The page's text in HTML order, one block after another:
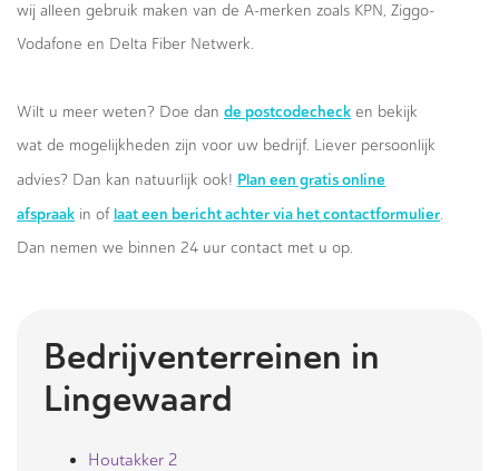
wij alleen gebruik maken van de A-merken zoals KPN, Ziggo-
Vodafone en Delta Fiber Netwerk.
Wilt u meer weten? Doe dan de postcodecheck en bekijk
wat de mogelijkheden zijn voor uw bedrijf. Liever persoonlijk
advies? Dan kan natuurlijk ook! Plan een gratis online
afspraak in of laat een bericht achter via het contactformulier.
Dan nemen we binnen 24 uur contact met u op.
Bedrijventerreinen in
Lingewaard
Houtakker 2